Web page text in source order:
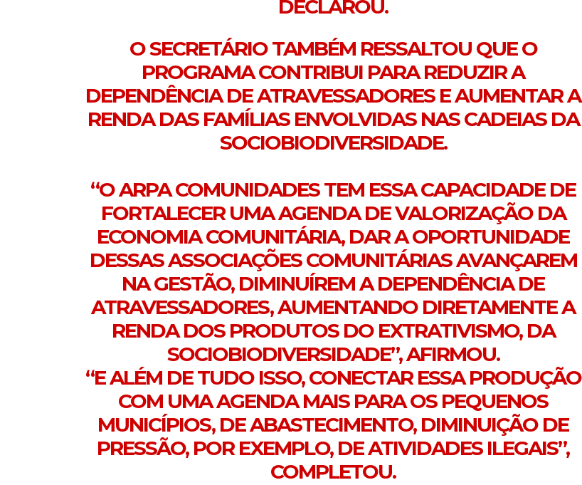
DECLAROU.
O SECRETÁRIO TAMBÉM RESSALTOU QUE O
PROGRAMA CONTRIBUI PARA REDUZIR A
DEPENDÊNCIA DE ATRAVESSADORES E AUMENTAR A
RENDA DAS FAMÍLIAS ENVOLVIDAS NAS CADEIAS DA
SOCIOBIODIVERSIDADE.
“O ARPA COMUNIDADES TEM ESSA CAPACIDADE DE
FORTALECER UMA AGENDA DE VALORIZAÇÃO DA
ECONOMIA COMUNITÁRIA, DAR A OPORTUNIDADE
DESSAS ASSOCIAÇÕES COMUNITÁRIAS AVANÇAREM
NA GESTÃO, DIMINUÍREM A DEPENDÊNCIA DE
ATRAVESSADORES, AUMENTANDO DIRETAMENTE A
RENDA DOS PRODUTOS DO EXTRATIVISMO, DA
SOCIOBIODIVERSIDADE”, AFIRMOU.
“E ALÉM DE TUDO ISSO, CONECTAR ESSA PRODUÇÃO
COM UMA AGENDA MAIS PARA OS PEQUENOS
MUNICÍPIOS, DE ABASTECIMENTO, DIMINUIÇÃO DE
PRESSÃO, POR EXEMPLO, DE ATIVIDADES ILEGAIS”,
COMPLETOU.